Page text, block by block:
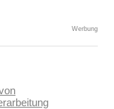
Werbung